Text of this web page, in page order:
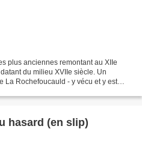
plus anciennes remontant au XIIe
du milieu XVIIe siècle. Un
La Rochefoucauld - y vécu et y est
hasard (en slip)